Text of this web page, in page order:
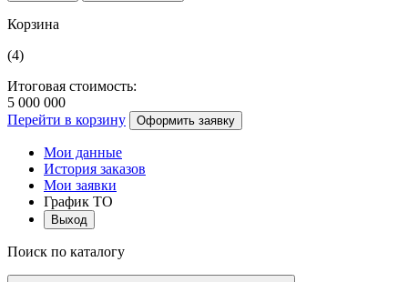
Корзина
(4)
Итоговая стоимость:
5 000 000
Перейти в корзину
Оформить заявку
Мои данные
История заказов
Мои заявки
График ТО
Выход
Поиск по каталогу